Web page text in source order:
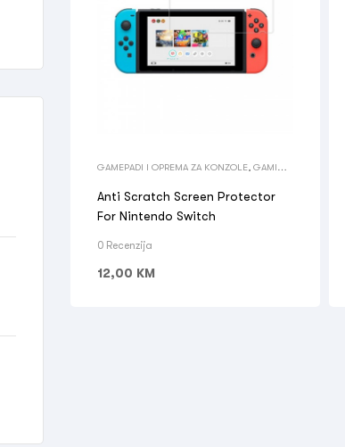
GAMEPADI I OPREMA ZA KONZOLE GAMING
Anti Scratch Screen Protector
For Nintendo Switch
0 Recenzija
12,00 KM